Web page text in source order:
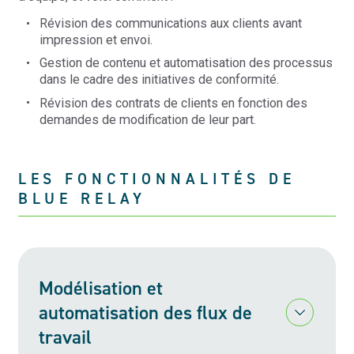
Révision des communications aux clients avant
impression et envoi.
Gestion de contenu et automatisation des processus
dans le cadre des initiatives de conformité.
Révision des contrats de clients en fonction des
demandes de modification de leur part.
LES FONCTIONNALITÉS DE
BLUE RELAY
Modélisation et
automatisation des flux de
travail
tiroir Modélisation et automatisation des flux de travail